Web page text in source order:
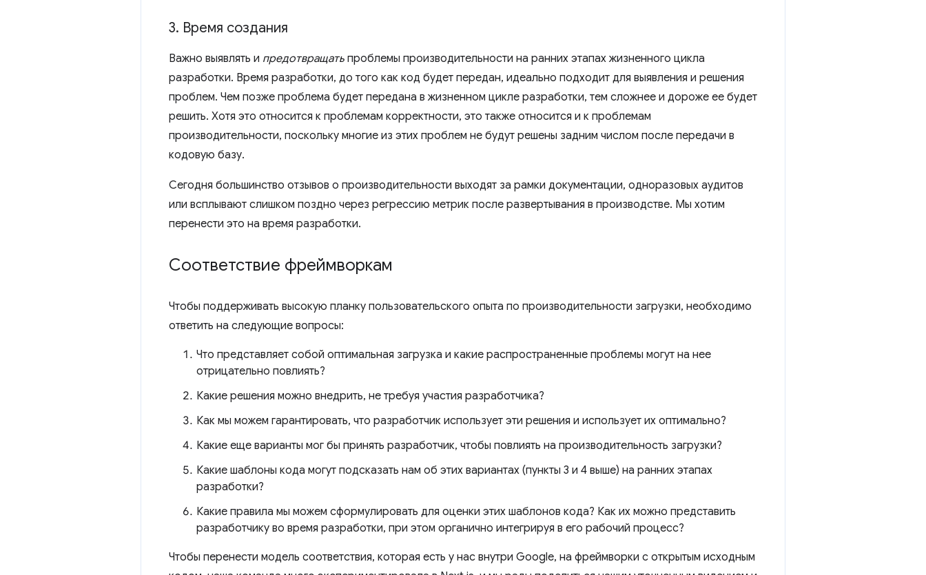
3. Время создания
Важно выявлять и предотвращать проблемы производительности на ранних этапах жизненного цикла
разработки. Время разработки, до того как код будет передан, идеально подходит для выявления и решения
проблем. Чем позже проблема будет передана в жизненном цикле разработки, тем сложнее и дороже ее будет
решить. Хотя это относится к проблемам корректности, это также относится и к проблемам
производительности, поскольку многие из этих проблем не будут решены задним числом после передачи в
кодовую базу.
Сегодня большинство отзывов о производительности выходят за рамки документации, одноразовых аудитов
или всплывают слишком поздно через регрессию метрик после развертывания в производстве. Мы хотим
перенести это на время разработки.
Соответствие фреймворкам
Чтобы поддерживать высокую планку пользовательского опыта по производительности загрузки, необходимо
ответить на следующие вопросы:
Что представляет собой оптимальная загрузка и какие распространенные проблемы могут на нее
отрицательно повлиять?
Какие решения можно внедрить, не требуя участия разработчика?
Как мы можем гарантировать, что разработчик использует эти решения и использует их оптимально?
Какие еще варианты мог бы принять разработчик, чтобы повлиять на производительность загрузки?
Какие шаблоны кода могут подсказать нам об этих вариантах (пункты 3 и 4 выше) на ранних этапах
разработки?
Какие правила мы можем сформулировать для оценки этих шаблонов кода? Как их можно представить
разработчику во время разработки, при этом органично интегрируя в его рабочий процесс?
Чтобы перенести модель соответствия, которая есть у нас внутри Google, на фреймворки с открытым исходным